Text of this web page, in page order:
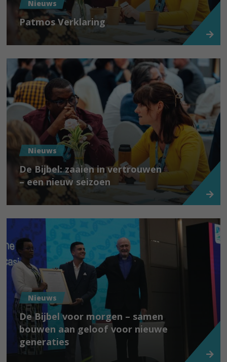
Nieuws
Patmos Verklaring
Nieuws
De Bijbel: zaaien in vertrouwen
– een nieuw seizoen
Nieuws
De Bijbel voor morgen – samen
bouwen aan geloof voor nieuwe
generaties